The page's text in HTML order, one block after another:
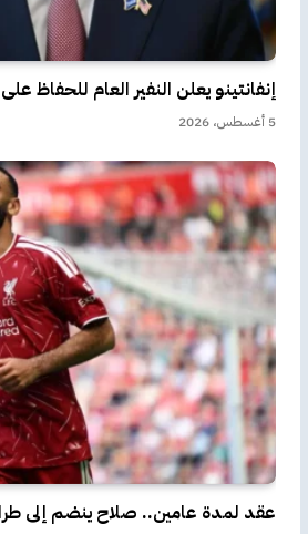
إنفانتينو يعلن النفير العام للحفاظ
5 أغسطس، 2026
عقد لمدة عامين.. صلاح ينضم إلى